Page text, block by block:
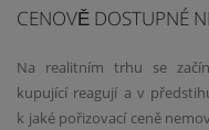
CENOVĚ DOSTUPNÉ
Na realitním trhu se
kupující reagují a v
k jaké pořizovací ceně